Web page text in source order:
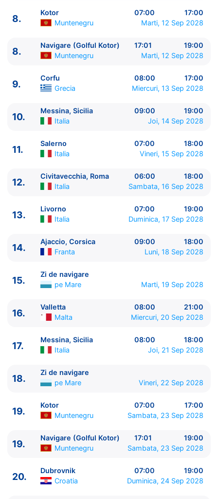
6.
Valletta Malta
Zi de navigare pe Mare
00:00 - 00:00
Kotor Muntenegru 07:00 - 17:00
8.
Navigare (Golful Kotor) Muntenegru 17:01 -
Corfu Grecia
10.
Messina, Sicilia
09:00 - 19:00
12.
Civitavecchia, Roma
06:00 - 18:00
13.
Livorno Italia
15.
Zi de navigare
00:00 - 00:00
Valletta Malta
18.
Zi de navigare pe Mare
00:00 - 00:00
Navigare (Golful Kotor) Muntenegru
17:01 -
19:00
Zi de navigare pe Mare
00:00 - 00:00
22.
Italia
24.
Kotor Muntenegru
24.
Navigare (Golful Kotor) Muntenegru 17:01 -
25.
Corfu Grecia
Katakolon Grecia
07:00 - 16:00
28.
Mykonos Grecia
07:00 - 19:00
Limassol Cipru
31.
Zi de navigare
00:00 - 00:00
Pireu, Atena 06:00 - ⚓
8.
Kotor 07:00
17:00
Muntenegru
Marti, 12 Sep 2028
8.
Navigare (Golful Kotor) 17:01
19:00
Muntenegru
Marti, 12 Sep 2028
9.
Corfu 08:00
17:00
Grecia
Miercuri, 13 Sep 2028
10.
Messina, Sicilia 09:00
19:00
Italia
Joi, 14 Sep 2028
11.
Salerno 07:00
18:00
Italia
Vineri, 15 Sep 2028
12.
Civitavecchia, Roma 06:00
18:00
Italia
Sambata, 16 Sep 2028
13.
Livorno 07:00
19:00
Italia
Duminica, 17 Sep 2028
14.
Ajaccio, Corsica 09:00
18:00
Franta
Luni, 18 Sep 2028
15.
Zi de navigare
pe Mare
Marti, 19 Sep 2028
16.
Valletta 08:00
21:00
Malta
Miercuri, 20 Sep 2028
17.
Messina, Sicilia 08:00
18:00
Italia
Joi, 21 Sep 2028
18.
Zi de navigare
pe Mare
Vineri, 22 Sep 2028
19.
Kotor 07:00
17:00
Muntenegru
Sambata, 23 Sep 2028
19.
Navigare (Golful Kotor) 17:01
19:00
Muntenegru
Sambata, 23 Sep 2028
20.
Dubrovnik 07:00
19:00
Croatia
Duminica, 24 Sep 2028